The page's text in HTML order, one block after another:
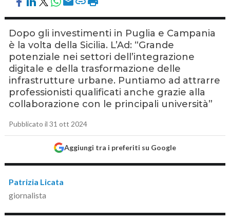
Dopo gli investimenti in Puglia e Campania
è la volta della Sicilia. L’Ad: “Grande
potenziale nei settori dell’integrazione
digitale e della trasformazione delle
infrastrutture urbane. Puntiamo ad attrarre
professionisti qualificati anche grazie alla
collaborazione con le principali università”
Pubblicato il 31 ott 2024
Aggiungi tra i preferiti su Google
Patrizia Licata
giornalista